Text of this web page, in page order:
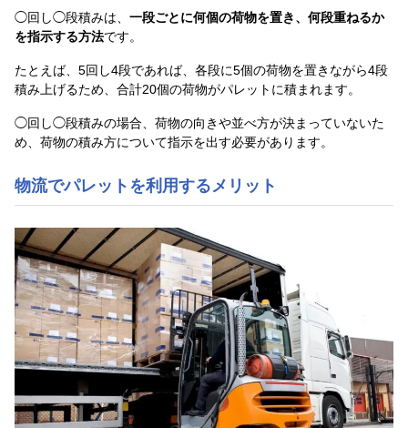
◯回し◯段積みは、 一段ごとに何個の荷物を置き、何段重ねるか
を指示する方法です。
たとえば、5回し4段であれば、各段に5個の荷物を置きながら4段
積み上げるため、合計20個の荷物がパレットに積まれます。
◯回し◯段積みの場合、荷物の向きや並べ方が決まっていないた
め、荷物の積み方について指示を出す必要があります。
物流でパレットを利用するメリット